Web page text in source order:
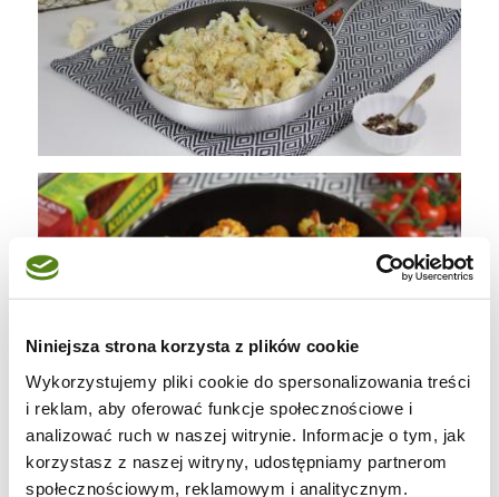
Niniejsza strona korzysta z plików cookie
Wykorzystujemy pliki cookie do spersonalizowania treści
i reklam, aby oferować funkcje społecznościowe i
analizować ruch w naszej witrynie. Informacje o tym, jak
korzystasz z naszej witryny, udostępniamy partnerom
społecznościowym, reklamowym i analitycznym.